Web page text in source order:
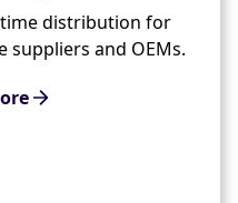
distribution for
suppliers and OEMs.